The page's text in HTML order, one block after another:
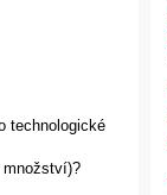
technologické
množství)?